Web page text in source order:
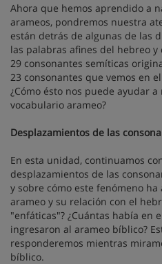
Ahora que hemos aprendido a
arameos, pondremos nuestra
están detrás de algunas de las
las palabras afines del hebreo y
29 consonantes semíticas
23 consonantes que vemos en
¿Cómo ésto nos puede ayudar
vocabulario arameo?
Desplazamientos de las
En esta unidad, continuamos
desplazamientos de las
y sobre cómo este fenómeno
arameo y su relación con el
"enfáticas"? ¿Cuántas había en
ingresaron al arameo bíblico?
responderemos mientras
bíblico.